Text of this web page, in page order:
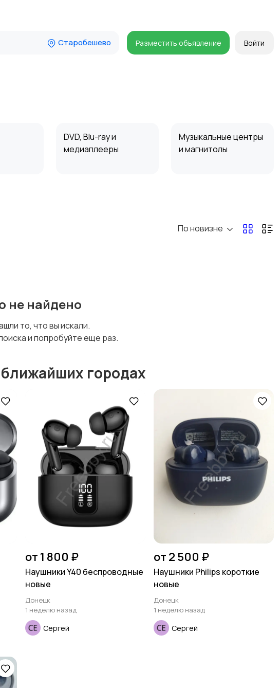
Старобешево Разместить объявление Войти
DVD, Blu-ray и
медиаплееры
Музыкальные центры
и магнитолы
и
По новизне
не найдено
то, что вы искали.
и попробуйте еще раз.
городах
от 1 800 ₽
Наушники Y40 беспроводные
новые
Донецк
1 неделю назад
Сергей
от 2 500 ₽
Наушники Philips короткие
новые
Донецк
1 неделю назад
Сергей